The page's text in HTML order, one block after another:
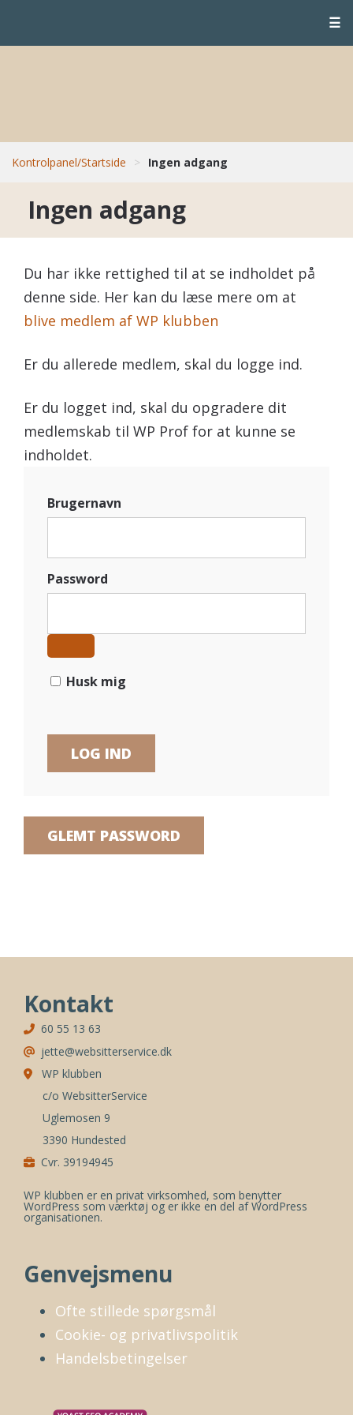
☰
Kontrolpanel/Startside > Ingen adgang
Ingen adgang
Du har ikke rettighed til at se indholdet på
denne side. Her kan du læse mere om at
blive medlem af WP klubben
Er du allerede medlem, skal du logge ind.
Er du logget ind, skal du opgradere dit
medlemskab til WP Prof for at kunne se
indholdet.
Brugernavn
Password
Husk mig
GLEMT PASSWORD
Kontakt
60 55 13 63
jette@websitterservice.dk
WP klubben
c/o WebsitterService
Uglemosen 9
3390 Hundested
Cvr. 39194945
WP klubben er en privat virksomhed, som benytter
WordPress som værktøj og er ikke en del af WordPress
organisationen.
Genvejsmenu
Ofte stillede spørgsmål
Cookie- og privatlivspolitik
Handelsbetingelser